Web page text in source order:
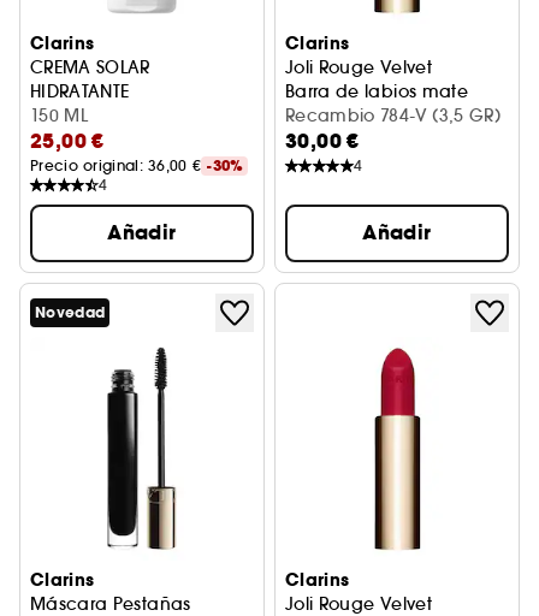
Clarins
CREMA SOLAR
HIDRATANTE
MUY ALTA PROTECCIÓN UVA / UVB SPF 50+
150 ML
25,00 €
Precio original: 36,00 € -30%
4
Añadir
Clarins
Joli Rouge Velvet
Barra de labios mate
Recambio 784-V (3,5 GR)
30,00 €
4
Añadir
Novedad
Clarins
Máscara Pestañas
Clarins
Joli Rouge Velvet